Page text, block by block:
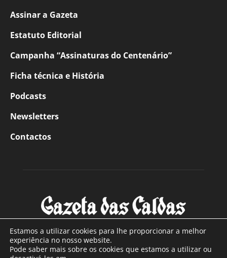
Assinar a Gazeta
Estatuto Editorial
Campanha “Assinaturas do Centenário”
Ficha técnica e História
Podcasts
Newsletters
Contactos
SOBRE NÓS
Estamos a utilizar cookies para lhe proporcionar a melhor
experiência no nosso website.
Pode saber mais sobre os cookies que estamos a utilizar ou